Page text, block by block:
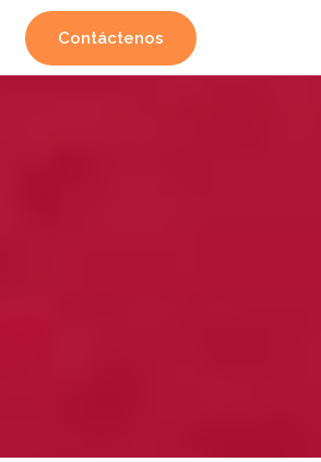
Contáctenos